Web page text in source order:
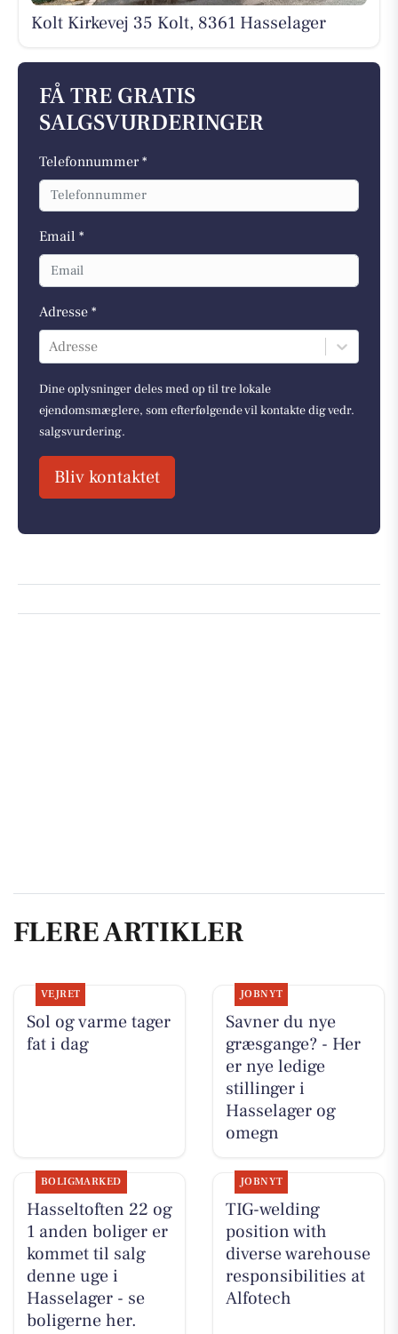
Kolt Kirkevej 35 Kolt, 8361 Hasselager
FÅ TRE GRATIS
SALGSVURDERINGER
Telefonnummer *
Email *
Adresse *
Adresse
Dine oplysninger deles med op til tre lokale
ejendomsmæglere, som efterfølgende vil kontakte dig vedr.
salgsvurdering.
Bliv kontaktet
FLERE ARTIKLER
VEJRET
Sol og varme tager
fat i dag
JOBNYT
Savner du nye
græsgange? - Her
er nye ledige
stillinger i
Hasselager og
omegn
BOLIGMARKED
Hasseltoften 22 og
1 anden boliger er
kommet til salg
denne uge i
Hasselager - se
boligerne her.
JOBNYT
TIG-welding
position with
diverse warehouse
responsibilities at
Alfotech